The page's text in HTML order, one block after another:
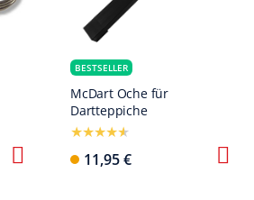
BESTSELLER
McDart Oche für
Dartteppiche
11,95 €